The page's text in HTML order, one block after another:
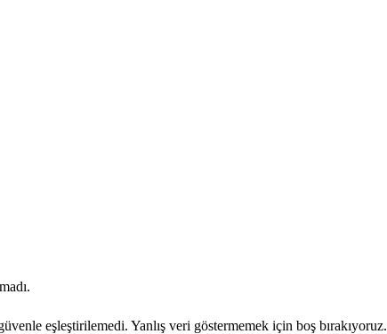
eşleştirilemedi. Yanlış veri göstermemek için boş bırakıyoruz.